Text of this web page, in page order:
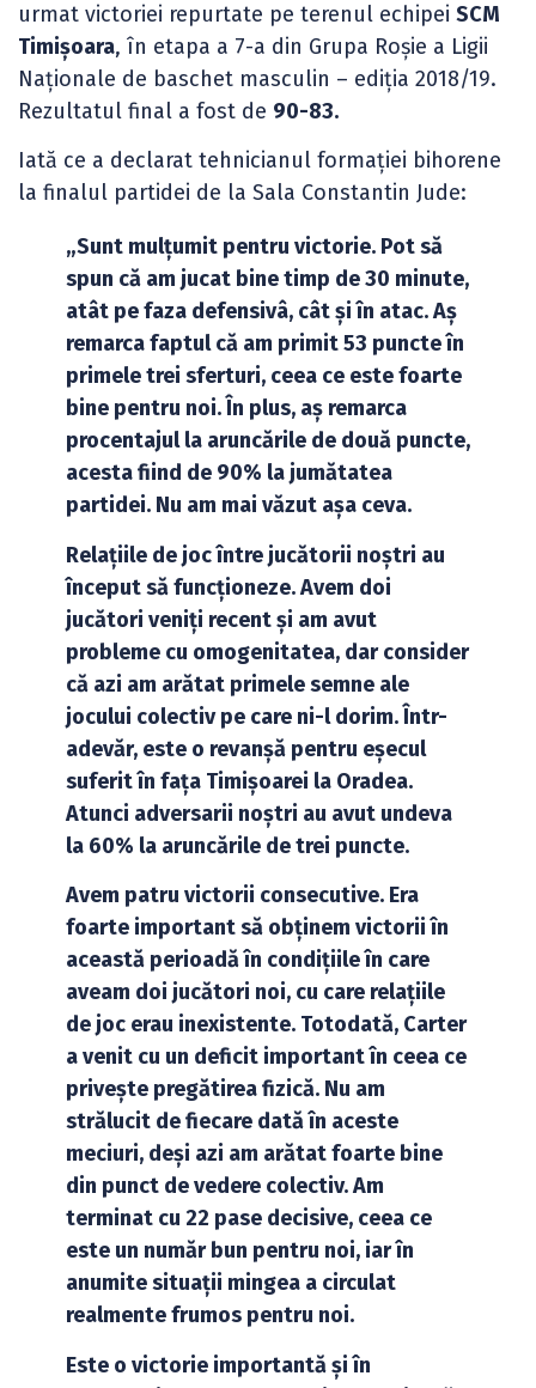
urmat victoriei repurtate pe terenul echipei SCM
Timișoara, în etapa a 7-a din Grupa Roșie a Ligii
Naționale de baschet masculin – ediția 2018/19.
Rezultatul final a fost de 90-83.
Iată ce a declarat tehnicianul formației bihorene
la finalul partidei de la Sala Constantin Jude:
„Sunt mulțumit pentru victorie. Pot să
spun că am jucat bine timp de 30 minute,
atât pe faza defensivâ, cât și în atac. Aș
remarca faptul că am primit 53 puncte în
primele trei sferturi, ceea ce este foarte
bine pentru noi. În plus, aș remarca
procentajul la aruncările de două puncte,
acesta fiind de 90% la jumătatea
partidei. Nu am mai văzut așa ceva.
Relațiile de joc între jucătorii noștri au
început să funcționeze. Avem doi
jucători veniți recent și am avut
probleme cu omogenitatea, dar consider
că azi am arătat primele semne ale
jocului colectiv pe care ni-l dorim. Într-
adevăr, este o revanșă pentru eșecul
suferit în fața Timișoarei la Oradea.
Atunci adversarii noștri au avut undeva
la 60% la aruncările de trei puncte.
Avem patru victorii consecutive. Era
foarte important să obținem victorii în
această perioadă în condițiile în care
aveam doi jucători noi, cu care relațiile
de joc erau inexistente. Totodată, Carter
a venit cu un deficit important în ceea ce
privește pregătirea fizică. Nu am
strălucit de fiecare dată în aceste
meciuri, deși azi am arătat foarte bine
din punct de vedere colectiv. Am
terminat cu 22 pase decisive, ceea ce
este un număr bun pentru noi, iar în
anumite situații mingea a circulat
realmente frumos pentru noi.
Este o victorie importantă și în